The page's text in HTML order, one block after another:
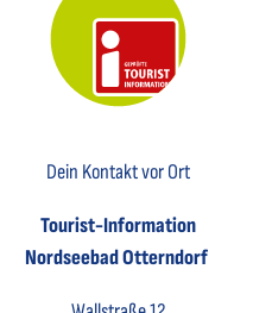
Dein Kontakt vor Ort
Tourist-Information
Nordseebad Otterndorf